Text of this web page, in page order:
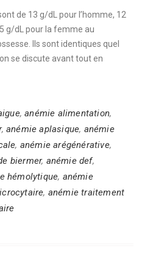
de 13 g/dL pour l’homme, 12
g/dL pour la femme au
Ils sont identiques quel
se discute avant tout en
,anémie alimentation,
, anémie aplasique, anémie
, anémie arégénérative,
biermer, anémie def,
hémolytique, anémie
, anémie traitement